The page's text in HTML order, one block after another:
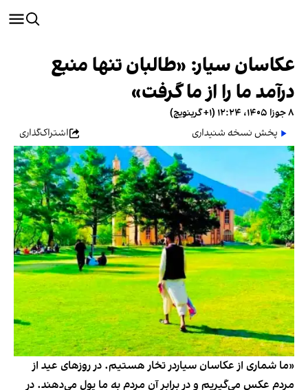
عکاسان سیار: «طالبان تنها منبع
درآمد ما را از ما گرفت»
۸ جوزا ۱۴۰۵، ۱۲:۲۴ (‎+۱ گرینویچ)
پخش نسخه شنیداری
اشتراک‌گذاری
«ما شماری از عکاسان سیاردر تخار هستیم. در روزهای عید از
مردم عکس می‌گیریم و در برابر آن مردم به ما پول می‌دهند. در